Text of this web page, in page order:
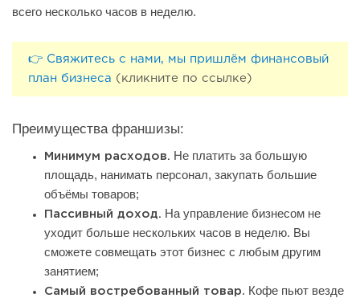
всего несколько часов в неделю.
👉 Свяжитесь с нами, мы пришлём финансовый
план бизнеса (кликните по ссылке)
Преимущества франшизы:
Минимум расходов.
Не платить за большую
площадь, нанимать персонал, закупать большие
объёмы товаров;
Пассивный доход.
На управление бизнесом не
уходит больше нескольких часов в неделю. Вы
сможете совмещать этот бизнес с любым другим
занятием;
Самый востребованный товар. Кофе пьют везде